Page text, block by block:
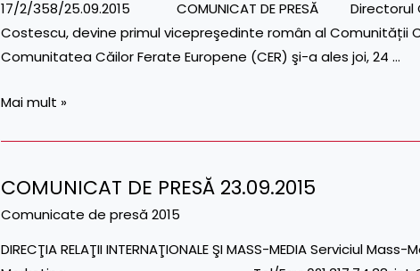
17/2/358/25.09.2015 COMUNICAT DE PRESĂ Directorul
Costescu, devine primul vicepreşedinte român al Comunității
Comunitatea Căilor Ferate Europene (CER) şi-a ales joi, 24 …
Mai mult »
COMUNICAT DE PRESĂ 23.09.2015
Comunicate de presă 2015
DIRECŢIA RELAŢII INTERNAŢIONALE ŞI MASS-MEDIA Serviciul Mass-
COMUNICAT
DE
23.09.2015